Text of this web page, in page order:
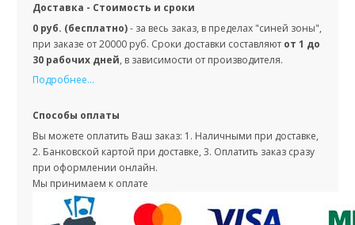
Доставка - Стоимость и сроки
0 руб. (бесплатно)- за весь заказ, в пределах "синей зоны",
при заказе от 20000 руб. Сроки доставки составляют от 1 до
30 рабочих дней, в зависимости от производителя.
Подробнее...
Способы оплаты
Вы можете оплатить Ваш заказ: 1. Наличными при доставке,
2. Банковской картой при доставке, 3. Оплатить заказ сразу
при оформлении онлайн.
Мы принимаем к оплате